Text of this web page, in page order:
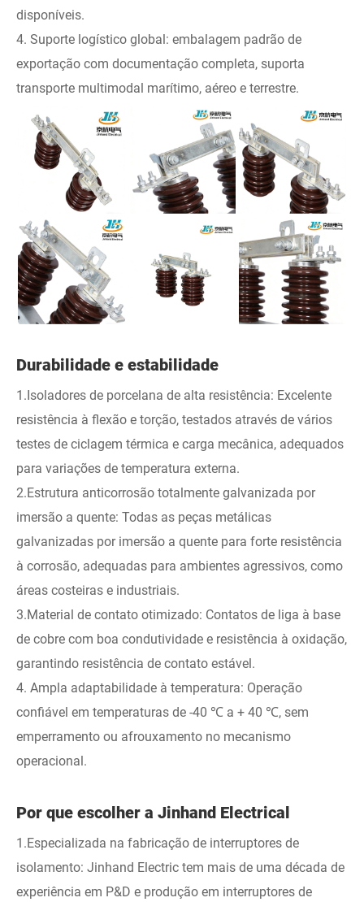
disponíveis.
4. Suporte logístico global: embalagem padrão de
exportação com documentação completa, suporta
transporte multimodal marítimo, aéreo e terrestre.
Durabilidade e estabilidade
1.Isoladores de porcelana de alta resistência: Excelente
resistência à flexão e torção, testados através de vários
testes de ciclagem térmica e carga mecânica, adequados
para variações de temperatura externa.
2.Estrutura anticorrosão totalmente galvanizada por
imersão a quente: Todas as peças metálicas
galvanizadas por imersão a quente para forte resistência
à corrosão, adequadas para ambientes agressivos, como
áreas costeiras e industriais.
3.Material de contato otimizado: Contatos de liga à base
de cobre com boa condutividade e resistência à oxidação,
garantindo resistência de contato estável.
4. Ampla adaptabilidade à temperatura: Operação
confiável em temperaturas de -40 ℃ a + 40 ℃, sem
emperramento ou afrouxamento no mecanismo
operacional.
Por que escolher a Jinhand Electrical
1.Especializada na fabricação de interruptores de
isolamento: Jinhand Electric tem mais de uma década de
experiência em P&D e produção em interruptores de